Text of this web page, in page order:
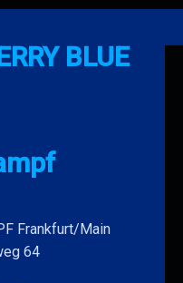
BLUE
Frankfurt/Main
64